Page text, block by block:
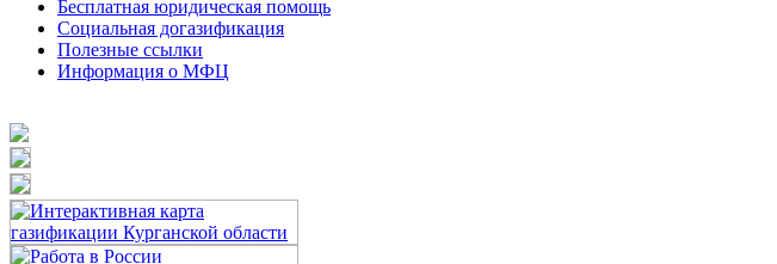
Бесплатная юридическая помощь
Социальная догазификация
Полезные ссылки
Информация о МФЦ